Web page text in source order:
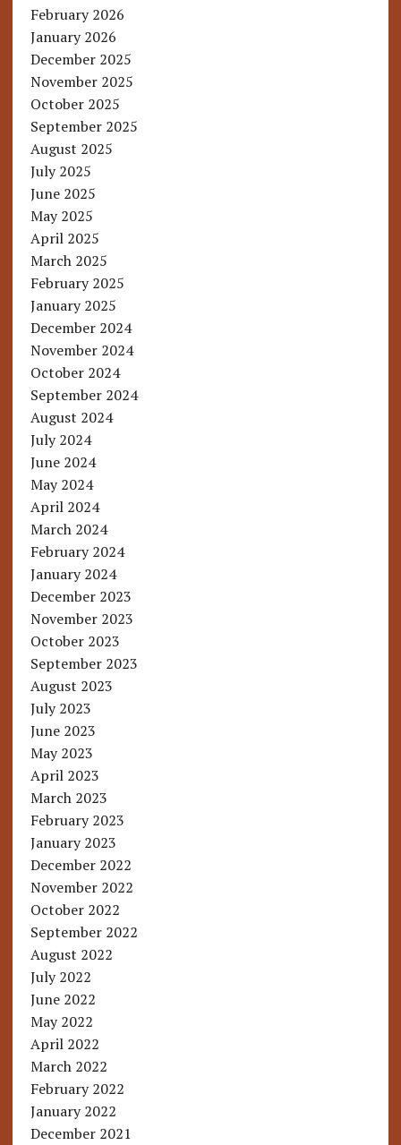
February 2026
January 2026
December 2025
November 2025
October 2025
September 2025
August 2025
July 2025
June 2025
May 2025
April 2025
March 2025
February 2025
January 2025
December 2024
November 2024
October 2024
September 2024
August 2024
July 2024
June 2024
May 2024
April 2024
March 2024
February 2024
January 2024
December 2023
November 2023
October 2023
September 2023
August 2023
July 2023
June 2023
May 2023
April 2023
March 2023
February 2023
January 2023
December 2022
November 2022
October 2022
September 2022
August 2022
July 2022
June 2022
May 2022
April 2022
March 2022
February 2022
January 2022
December 2021